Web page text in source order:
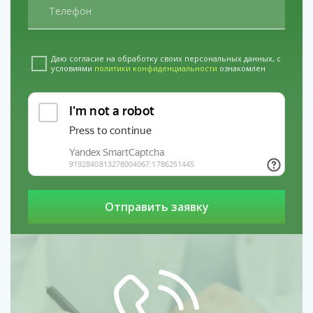
страдания, что само по себе становится важным
мотивирующим фактором.
Прерывание запойного состояния. Длительная
интоксикация — это нагрузка на все органы. Резкая
приехавший по вызову, может грамотно и поэтапно
провести инфузионную терапию для выведения
токсинов, коррекции обезвоживания и поддержки
работы печени, минимизируя риск развития психоза
или судорог.
при угрозе срыва.
пытавшийся лечиться, снова начал употреблять,
важно действовать быстро. Один-два визита
предотвратить уход в глубокий запой, сохранив
предыдущие результаты лечения.
Даю согласие на обработку своих персональных данных, с
условиями политики конфиденциальности ознакомлен